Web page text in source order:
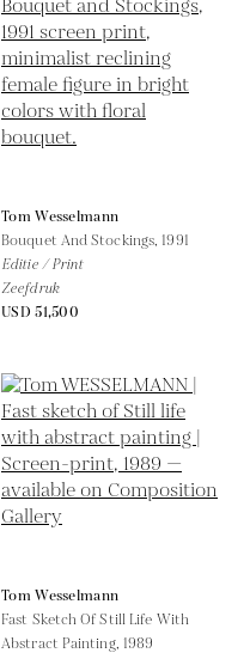
Tom Wesselmann
Bouquet And Stockings,1991
Editie / Print
Zeefdruk
USD 51,500
Tom Wesselmann
Fast Sketch Of Still Life With
Abstract Painting, 1989